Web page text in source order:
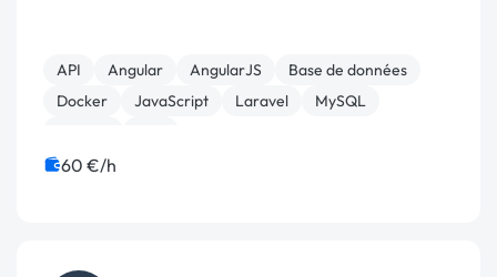
API Angular AngularJS
Base de données
Docker
JavaScript Laravel
MySQL
60 €/h